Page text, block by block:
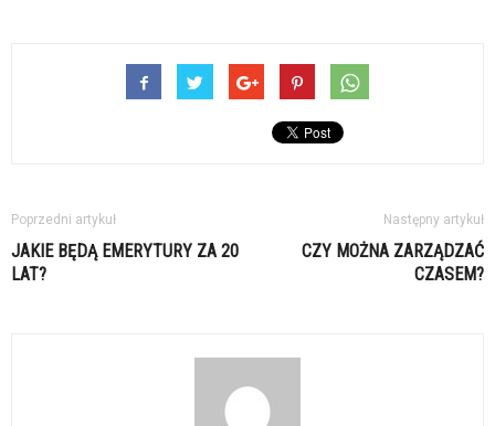
Poprzedni artykuł
JAKIE BĘDĄ EMERYTURY ZA 20
LAT?
Następny artykuł
CZY MOŻNA ZARZĄDZAĆ
CZASEM?